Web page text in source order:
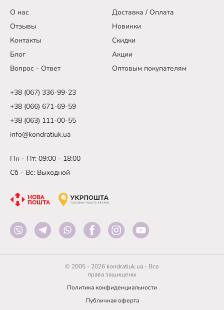
О нас
Доставка / Оплата
Отзывы
Новинки
Контакты
Скидки
Блог
Акции
Вопрос - Ответ
Оптовым покупателям
+38 (067) 336-99-23
+38 (066) 671-69-59
+38 (063) 111-00-55
info@kondratiuk.ua
Пн - Пт: 09:00 - 18:00
Сб - Вс: Выходной
© 2005 - 2026 kondratiuk.ua - Все
права защищены
Политика конфиденциальности
Публичная оферта